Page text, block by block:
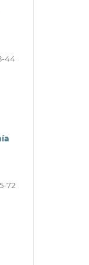
44
72